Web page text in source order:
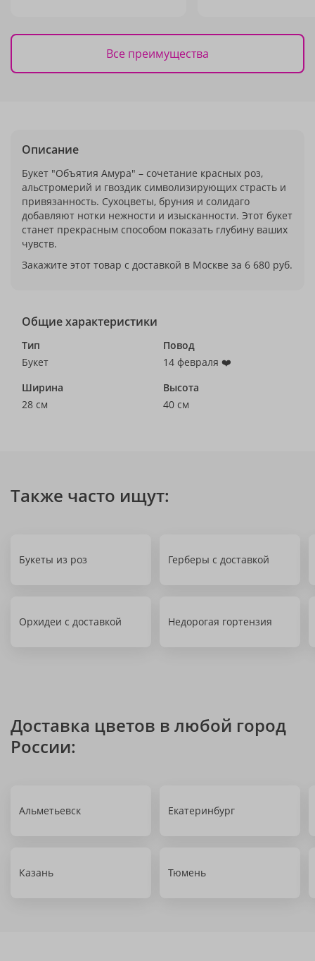
Все преимущества
Описание
Букет "Объятия Амура" – сочетание красных роз,
альстромерий и гвоздик символизирующих страсть и
привязанность. Сухоцветы, бруния и солидаго
добавляют нотки нежности и изысканности. Этот букет
станет прекрасным способом показать глубину ваших
чувств.
Закажите этот товар с доставкой в Москве за 6 680 руб.
Общие характеристики
Тип
Букет
Повод
14 февраля ❤️
Ширина
28 см
Высота
40 см
Также часто ищут:
Букеты из роз Герберы с доставкой
Орхидеи с доставкой Недорогая гортензия
Доставка цветов в любой город
России:
Альметьевск Екатеринбург
Казань Тюмень